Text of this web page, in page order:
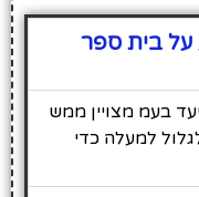
בית ספר
בעמ מצויין ממש
למעלה כדי